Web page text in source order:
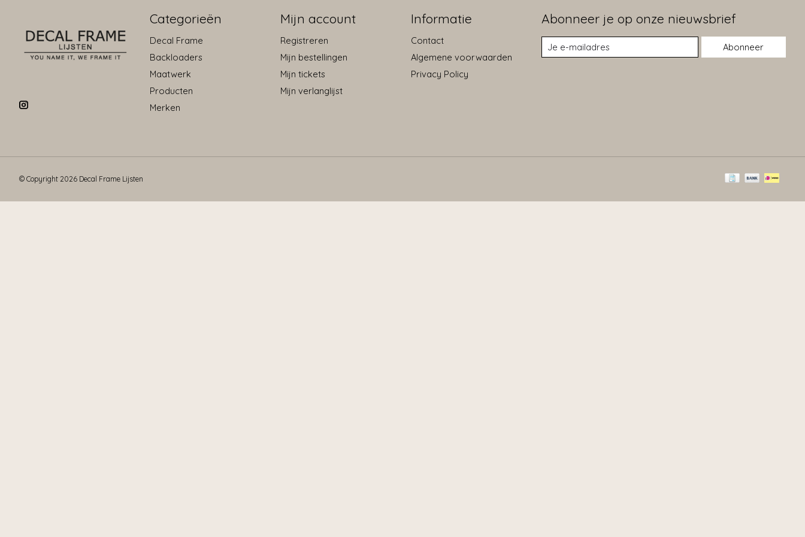
Categorieën
Decal Frame
Backloaders
Maatwerk
Producten
Merken
Mijn account
Registreren
Mijn bestellingen
Mijn tickets
Mijn verlanglijst
Informatie
Contact
Algemene voorwaarden
Privacy Policy
Abonneer je op onze nieuwsbrief
Abonneer
© Copyright 2026 Decal Frame Lijsten